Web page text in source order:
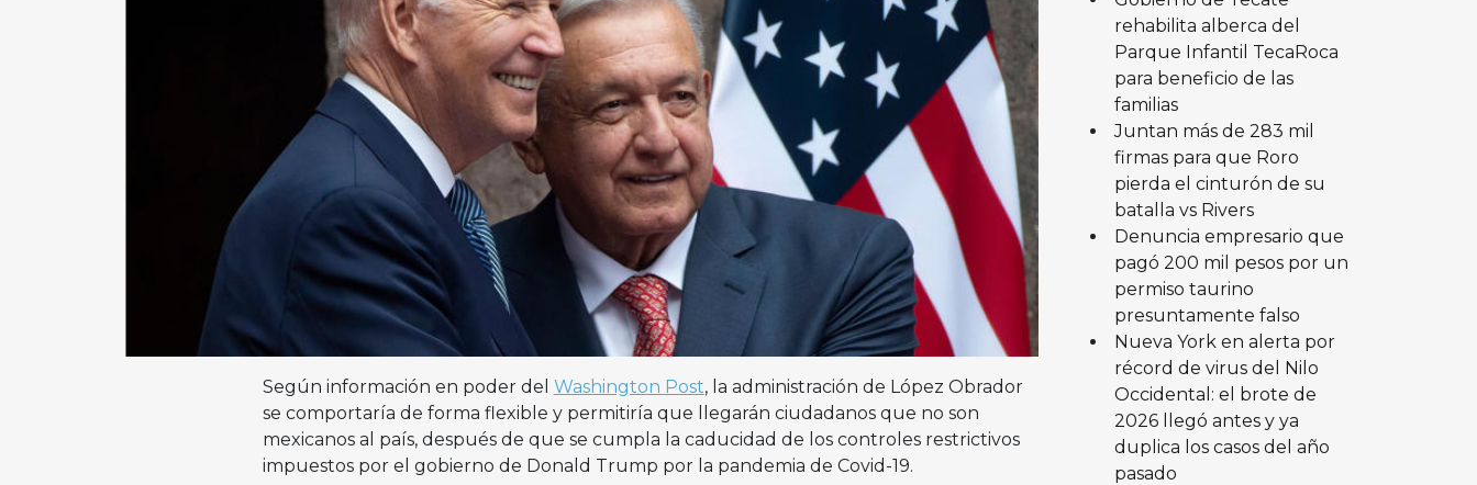
Según información en poder del Washington Post, la administración de López Obrador
se comportaría de forma flexible y permitiría que llegarán ciudadanos que no son
mexicanos al país, después de que se cumpla la caducidad de los controles restrictivos
impuestos por el gobierno de Donald Trump por la pandemia de Covid-19.
rehabilita alberca del
Parque Infantil TecaRoca
para beneficio de las
familias
Juntan más de 283 mil
firmas para que Roro
pierda el cinturón de su
batalla vs Rivers
Denuncia empresario que
pagó 200 mil pesos por un
permiso taurino
presuntamente falso
Nueva York en alerta por
récord de virus del Nilo
Occidental: el brote de
2026 llegó antes y ya
duplica los casos del año
pasado